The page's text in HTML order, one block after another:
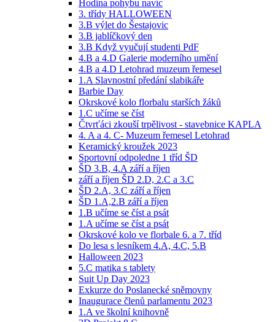
Hodina pohybu navíc
3. třídy HALLOWEEN
3.B výlet do Šestajovic
3.B jablíčkový den
3.B Když vyučují studenti PdF
4.B a 4.D Galerie moderního umění
4.B a 4.D Letohrad muzeum řemesel
1.A Slavnostní předání slabikáře
Barbie Day
Okrskové kolo florbalu starších žáků
1.C učíme se číst
Čtvrťáci zkouší trpělivost - stavebnice KAPLA
4. A a 4. C- Muzeum řemesel Letohrad
Keramický kroužek 2023
Sportovní odpoledne 1 tříd ŠD
ŠD 3.B, 4.A září a říjen
září a říjen ŠD 2.D, 2.C a 3.C
ŠD 2.A, 3.C září a říjen
ŠD 1.A,2.B září a říjen
1.B učíme se číst a psát
1.A učíme se číst a psát
Okrskové kolo ve florbale 6. a 7. tříd
Do lesa s lesníkem 4.A, 4.C, 5.B
Halloween 2023
5.C matika s tablety
Suit Up Day 2023
Exkurze do Poslanecké sněmovny
Inaugurace členů parlamentu 2023
1.A ve školní knihovně